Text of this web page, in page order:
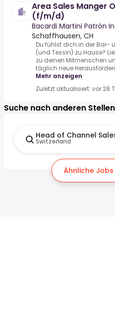
Area Sales Manger
(f/m/d)
Bacardi Martini Patrón
Schaffhausen, CH
Du fühlst dich in der Bar-
(und Tessin) zu Hause?
zu deinen Mitmenschen
täglich neue
Mehr anzeigen
Zuletzt aktualisiert: vor 28
Ähnliche
Suche nach anderen Stellen
Head of Channel
Switzerland